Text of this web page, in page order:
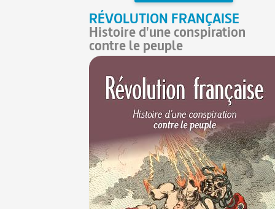
RÉVOLUTION FRANÇAISE
Histoire d'une conspiration
contre le peuple